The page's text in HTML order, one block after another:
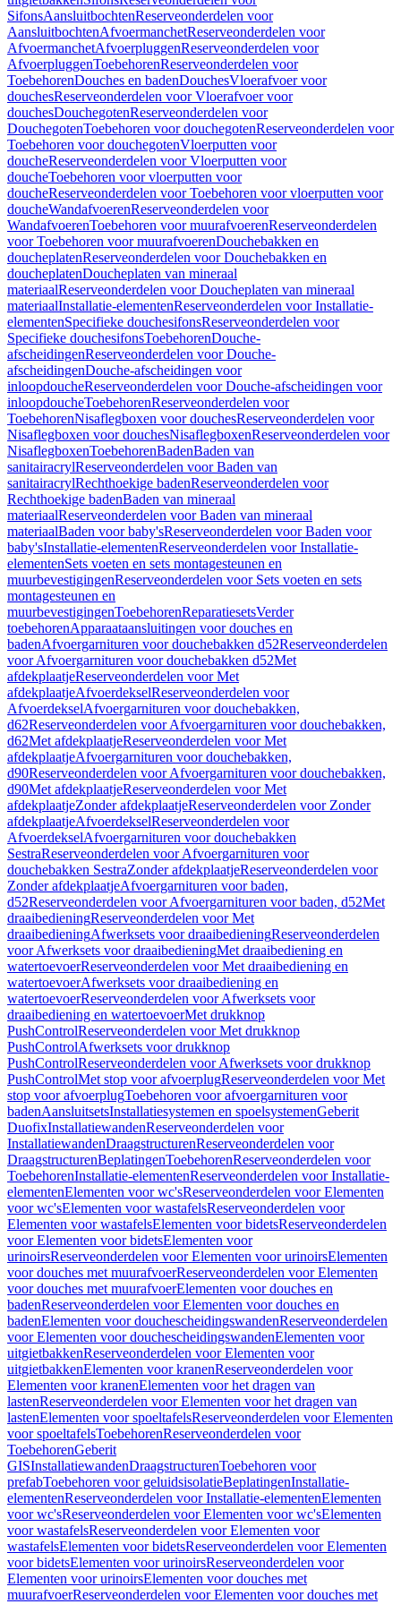
SifonsAansluitbochtenReserveonderdelen voor
AansluitbochtenAfvoermanchetReserveonderdelen voor
AfvoermanchetAfvoerpluggenReserveonderdelen voor
AfvoerpluggenToebehorenReserveonderdelen voor
ToebehorenDouches en badenDouchesVloerafvoer voor
douchesReserveonderdelen voor Vloerafvoer voor
douchesDouchegotenReserveonderdelen voor
DouchegotenToebehoren voor douchegotenReserveonderdelen voor
Toebehoren voor douchegotenVloerputten voor
doucheReserveonderdelen voor Vloerputten voor
doucheToebehoren voor vloerputten voor
doucheReserveonderdelen voor Toebehoren voor vloerputten voor
doucheWandafvoerenReserveonderdelen voor
WandafvoerenToebehoren voor muurafvoerenReserveonderdelen
voor Toebehoren voor muurafvoerenDouchebakken en
doucheplatenReserveonderdelen voor Douchebakken en
doucheplatenDoucheplaten van mineraal
materiaalReserveonderdelen voor Doucheplaten van mineraal
materiaalInstallatie-elementenReserveonderdelen voor Installatie-
elementenSpecifieke douchesifonsReserveonderdelen voor
Specifieke douchesifonsToebehorenDouche-
afscheidingenReserveonderdelen voor Douche-
afscheidingenDouche-afscheidingen voor
inloopdoucheReserveonderdelen voor Douche-afscheidingen voor
inloopdoucheToebehorenReserveonderdelen voor
ToebehorenNisaflegboxen voor douchesReserveonderdelen voor
Nisaflegboxen voor douchesNisaflegboxenReserveonderdelen voor
NisaflegboxenToebehorenBadenBaden van
sanitairacrylReserveonderdelen voor Baden van
sanitairacrylRechthoekige badenReserveonderdelen voor
Rechthoekige badenBaden van mineraal
materiaalReserveonderdelen voor Baden van mineraal
materiaalBaden voor baby'sReserveonderdelen voor Baden voor
baby'sInstallatie-elementenReserveonderdelen voor Installatie-
elementenSets voeten en sets montagesteunen en
muurbevestigingenReserveonderdelen voor Sets voeten en sets
montagesteunen en
muurbevestigingenToebehorenReparatiesetsVerder
toebehorenApparaataansluitingen voor douches en
badenAfvoergarnituren voor douchebakken d52Reserveonderdelen
voor Afvoergarnituren voor douchebakken d52Met
afdekplaatjeReserveonderdelen voor Met
afdekplaatjeAfvoerdekselReserveonderdelen voor
AfvoerdekselAfvoergarnituren voor douchebakken,
d62Reserveonderdelen voor Afvoergarnituren voor douchebakken,
d62Met afdekplaatjeReserveonderdelen voor Met
afdekplaatjeAfvoergarnituren voor douchebakken,
d90Reserveonderdelen voor Afvoergarnituren voor douchebakken,
d90Met afdekplaatjeReserveonderdelen voor Met
afdekplaatjeZonder afdekplaatjeReserveonderdelen voor Zonder
afdekplaatjeAfvoerdekselReserveonderdelen voor
AfvoerdekselAfvoergarnituren voor douchebakken
SestraReserveonderdelen voor Afvoergarnituren voor
douchebakken SestraZonder afdekplaatjeReserveonderdelen voor
Zonder afdekplaatjeAfvoergarnituren voor baden,
d52Reserveonderdelen voor Afvoergarnituren voor baden, d52Met
draaibedieningReserveonderdelen voor Met
draaibedieningAfwerksets voor draaibedieningReserveonderdelen
voor Afwerksets voor draaibedieningMet draaibediening en
watertoevoerReserveonderdelen voor Met draaibediening en
watertoevoerAfwerksets voor draaibediening en
watertoevoerReserveonderdelen voor Afwerksets voor
draaibediening en watertoevoerMet drukknop
PushControlReserveonderdelen voor Met drukknop
PushControlAfwerksets voor drukknop
PushControlReserveonderdelen voor Afwerksets voor drukknop
PushControlMet stop voor afvoerplugReserveonderdelen voor Met
stop voor afvoerplugToebehoren voor afvoergarnituren voor
badenAansluitsetsInstallatiesystemen en spoelsystemenGeberit
DuofixInstallatiewandenReserveonderdelen voor
InstallatiewandenDraagstructurenReserveonderdelen voor
DraagstructurenBeplatingenToebehorenReserveonderdelen voor
ToebehorenInstallatie-elementenReserveonderdelen voor Installatie-
elementenElementen voor wc'sReserveonderdelen voor Elementen
voor wc'sElementen voor wastafelsReserveonderdelen voor
Elementen voor wastafelsElementen voor bidetsReserveonderdelen
voor Elementen voor bidetsElementen voor
urinoirsReserveonderdelen voor Elementen voor urinoirsElementen
voor douches met muurafvoerReserveonderdelen voor Elementen
voor douches met muurafvoerElementen voor douches en
badenReserveonderdelen voor Elementen voor douches en
badenElementen voor douchescheidingswandenReserveonderdelen
voor Elementen voor douchescheidingswandenElementen voor
uitgietbakkenReserveonderdelen voor Elementen voor
uitgietbakkenElementen voor kranenReserveonderdelen voor
Elementen voor kranenElementen voor het dragen van
lastenReserveonderdelen voor Elementen voor het dragen van
lastenElementen voor spoeltafelsReserveonderdelen voor Elementen
voor spoeltafelsToebehorenReserveonderdelen voor
ToebehorenGeberit
GISInstallatiewandenDraagstructurenToebehoren voor
prefabToebehoren voor geluidsisolatieBeplatingenInstallatie-
elementenReserveonderdelen voor Installatie-elementenElementen
voor wc'sReserveonderdelen voor Elementen voor wc'sElementen
voor wastafelsReserveonderdelen voor Elementen voor
wastafelsElementen voor bidetsReserveonderdelen voor Elementen
voor bidetsElementen voor urinoirsReserveonderdelen voor
Elementen voor urinoirsElementen voor douches met
muurafvoerReserveonderdelen voor Elementen voor douches met